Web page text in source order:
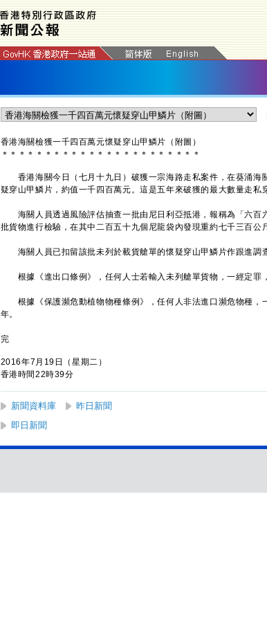
香港海關檢獲一千四百萬元懷疑穿山甲鱗片（附圖）
＊ ＊ ＊ ＊ ＊ ＊ ＊ ＊ ＊ ＊ ＊ ＊ ＊ ＊ ＊ ＊ ＊ ＊ ＊ ＊ ＊ ＊ ＊
香港海關今日（七月十九日）破獲一宗海路走私案件，在葵涌海
疑穿山甲鱗片，約值一千四百萬元。這是五年來破獲的最大數量走私
海關人員透過風險評估抽查一批由尼日利亞抵港，報稱為「六百
批貨物進行檢驗，在其中二百五十九個尼龍袋內發現重約七千三百公
海關人員已扣留該批未列於載貨艙單的懷疑穿山甲鱗片作跟進調查
根據《進出口條例》，任何人士若輸入未列艙單貨物，一經定罪
根據《保護瀕危動植物物種條例》，任何人非法進口瀕危物種，
年。
完
2016年7月19日（星期二）
香港時間22時39分
新聞資料庫 昨日新聞
即日新聞